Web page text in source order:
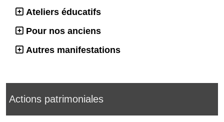
Ateliers éducatifs
Pour nos anciens
Autres manifestations
Actions patrimoniales